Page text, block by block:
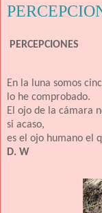
PERCEPCIONES
En la luna somos
lo he comprobado.
El ojo de la cámara
si acaso,
es el ojo humano el
D. W